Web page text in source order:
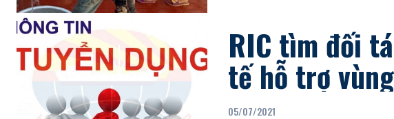
RIC tìm đối
tế hỗ trợ
bởi dịch covid
05/07/2021